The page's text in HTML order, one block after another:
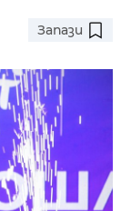
Запази